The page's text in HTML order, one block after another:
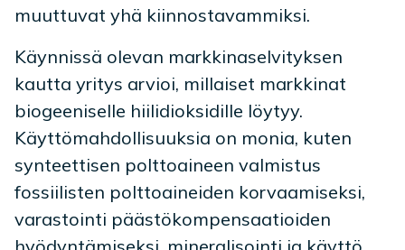
muuttuvat yhä kiinnostavammiksi.
Käynnissä olevan markkinaselvityksen
kautta yritys arvioi, millaiset markkinat
biogeeniselle hiilidioksidille löytyy.
Käyttömahdollisuuksia on monia, kuten
synteettisen polttoaineen valmistus
fossiilisten polttoaineiden korvaamiseksi,
varastointi päästökompensaatioiden